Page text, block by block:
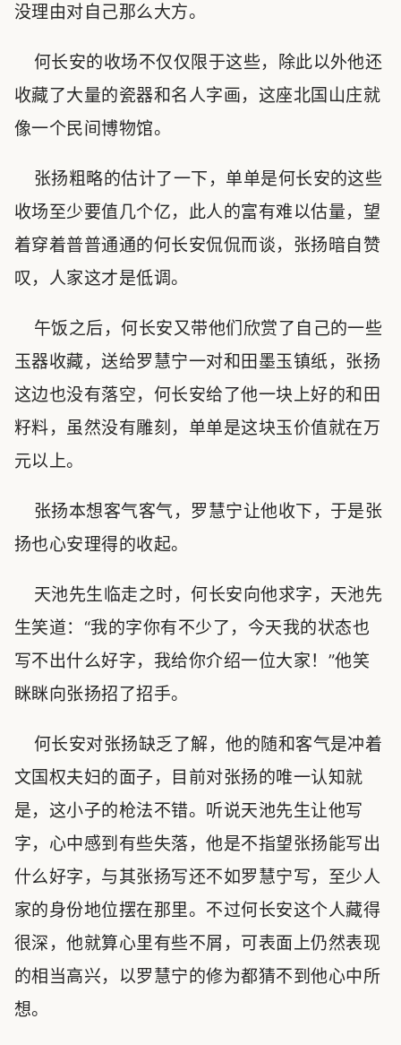
没理由对自己那么大方。
何长安的收场不仅仅限于这些，除此以外他还
收藏了大量的瓷器和名人字画，这座北国山庄就
像一个民间博物馆。
张扬粗略的估计了一下，单单是何长安的这些
收场至少要值几个亿，此人的富有难以估量，望
着穿着普普通通的何长安侃侃而谈，张扬暗自赞
叹，人家这才是低调。
午饭之后，何长安又带他们欣赏了自己的一些
玉器收藏，送给罗慧宁一对和田墨玉镇纸，张扬
这边也没有落空，何长安给了他一块上好的和田
籽料，虽然没有雕刻，单单是这块玉价值就在万
元以上。
张扬本想客气客气，罗慧宁让他收下，于是张
扬也心安理得的收起。
天池先生临走之时，何长安向他求字，天池先
生笑道：“我的字你有不少了，今天我的状态也
写不出什么好字，我给你介绍一位大家！”他笑
眯眯向张扬招了招手。
何长安对张扬缺乏了解，他的随和客气是冲着
文国权夫妇的面子，目前对张扬的唯一认知就
是，这小子的枪法不错。听说天池先生让他写
字，心中感到有些失落，他是不指望张扬能写出
什么好字，与其张扬写还不如罗慧宁写，至少人
家的身份地位摆在那里。不过何长安这个人藏得
很深，他就算心里有些不屑，可表面上仍然表现
的相当高兴，以罗慧宁的修为都猜不到他心中所
想。